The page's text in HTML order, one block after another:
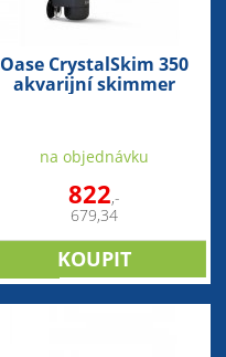
Oase CrystalSkim 350
akvarijní skimmer
na objednávku
822,-
679,34